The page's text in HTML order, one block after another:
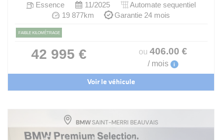
Essence 11/2025
Automate sequentiel
19 877km
Garantie 24 mois
FAIBLE KILOMÉTRAGE
42 995 € ou 406.00 €
/ mois i
Voir le véhicule